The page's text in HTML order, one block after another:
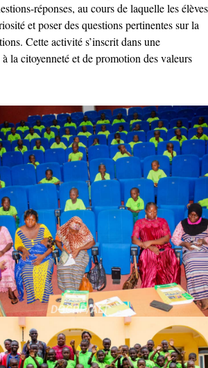
réponses, au cours de laquelle les élèves
et poser des questions pertinentes sur la
Cette activité s’inscrit dans une
la citoyenneté et de promotion des valeurs